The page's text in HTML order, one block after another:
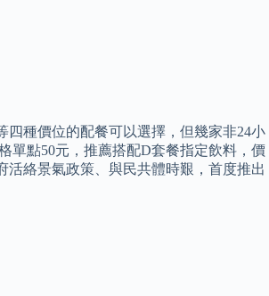
種價位的配餐可以選擇，但幾家非24小
單點50元，推薦搭配D套餐指定飲料，價
絡景氣政策、與民共體時艱，首度推出